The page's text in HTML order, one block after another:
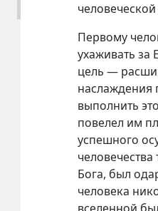
Первому
ухаживать за
цель —
наслаждения
выполнить
повелел им
успешного
Бога, был
человека